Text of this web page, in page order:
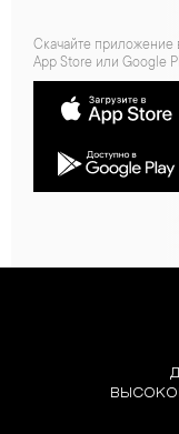
Скачайте приложение
App Store или Google